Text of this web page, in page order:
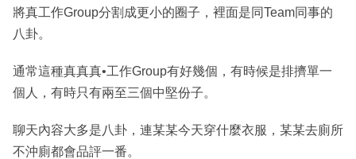
將真工作Group分割成更小的圈子，裡面是同Team同事的
八卦。
通常這種真真真•工作Group有好幾個，有時候是排擠單一
個人，有時只有兩至三個中堅份子。
聊天內容大多是八卦，連某某今天穿什麼衣服，某某去廁所
不沖廁都會品評一番。